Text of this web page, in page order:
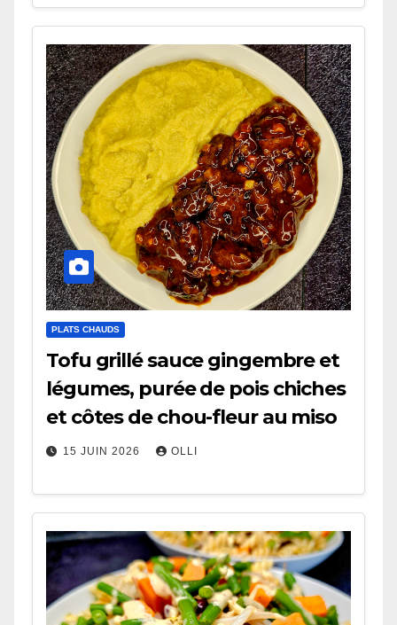
PLATS CHAUDS
Tofu grillé sauce gingembre et
légumes, purée de pois chiches
et côtes de chou-fleur au miso
15 JUIN 2026 OLLI